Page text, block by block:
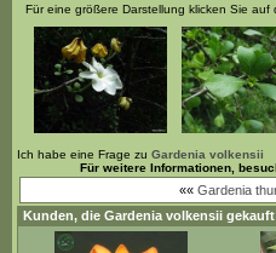
Für eine größere Darstellung klicken Sie auf
Ich habe eine Frage zu Gardenia volkensii
Für weitere Informationen,
«« Gardenia
Kunden, die Gardenia volkensii